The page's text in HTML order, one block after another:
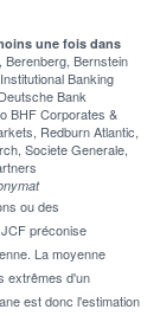
une fois dans
Berenberg, Bernstein
Banking
Bank
BHF Corporates &
Redburn Atlantic,
Societe Generale,
ou des
préconise
La moyenne
extrêmes d'un
est donc l'estimation